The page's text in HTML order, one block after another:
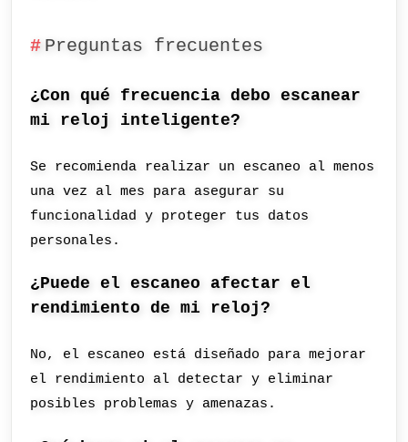
Preguntas frecuentes
¿Con qué frecuencia debo escanear
mi reloj inteligente?
Se recomienda realizar un escaneo al menos
una vez al mes para asegurar su
funcionalidad y proteger tus datos
personales.
¿Puede el escaneo afectar el
rendimiento de mi reloj?
No, el escaneo está diseñado para mejorar
el rendimiento al detectar y eliminar
posibles problemas y amenazas.